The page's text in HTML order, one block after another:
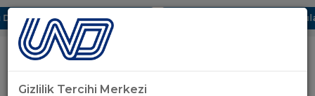
UBAK Bölümü Hakkında UND, Yunanistan Vize
Uluslararası Nakliyeciler Derneği
Gizlilik Tercihi Merkezi